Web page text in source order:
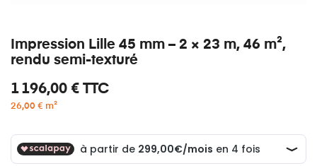
Impression Lille 45 mm – 2 × 23 m, 46 m²,
rendu semi-texturé
1 196,00 € TTC
26,00 € m²